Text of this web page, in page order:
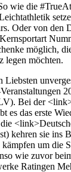
wie die
Oder von den
möglich,
legen möchten.
Liebsten
Bei der
es das erste
kehren sie ins
um die
wie zuvor
Ratingen